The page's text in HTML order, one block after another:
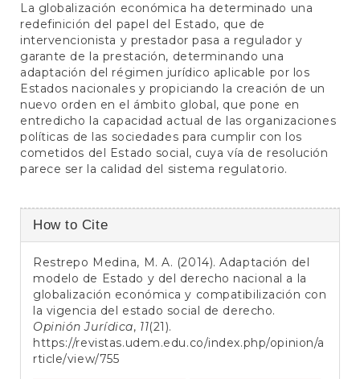
La globalización económica ha determinado una
redefinición del papel del Estado, que de
intervencionista y prestador pasa a regulador y
garante de la prestación, determinando una
adaptación del régimen jurídico aplicable por los
Estados nacionales y propiciando la creación de un
nuevo orden en el ámbito global, que pone en
entredicho la capacidad actual de las organizaciones
políticas de las sociedades para cumplir con los
cometidos del Estado social, cuya vía de resolución
parece ser la calidad del sistema regulatorio.
Article
Details
How to Cite
Restrepo Medina, M. A. (2014). Adaptación del
modelo de Estado y del derecho nacional a la
globalización económica y compatibilización con
la vigencia del estado social de derecho.
Opinión Jurídica, 11(21).
https://revistas.udem.edu.co/index.php/opinion/a
rticle/view/755